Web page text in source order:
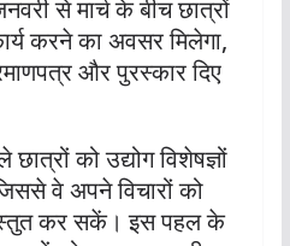
से मार्च के बीच छात्रों
करने का अवसर मिलेगा,
और पुरस्कार दिए
को उद्योग विशेषज्ञों
वे अपने विचारों को
कर सकें। इस पहल के